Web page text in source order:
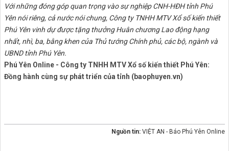
Với những đóng góp quan trọng vào sự nghiệp CNH-HĐH tỉnh Phú
Yên nói riêng, cả nước nói chung, Công ty TNHH MTV Xổ số kiến thiết
Phú Yên vinh dự được tặng thưởng Huân chương Lao động hạng
nhất, nhì, ba, bằng khen của Thủ tướng Chính phủ, các bộ, ngành và
UBND tỉnh Phú Yên.
Phú Yên Online - Công ty TNHH MTV Xổ số kiến thiết Phú Yên:
Đồng hành cùng sự phát triển của tỉnh (baophuyen.vn)
Nguồn tin: VIỆT AN - Báo Phú Yên Online